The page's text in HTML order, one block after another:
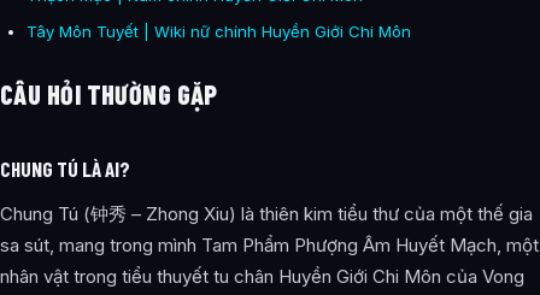
Tây Môn Tuyết | Wiki nữ chính Huyền Giới Chi Môn
CÂU HỎI THƯỜNG GẶP
CHUNG TÚ LÀ AI?
Chung Tú (钟秀 – Zhong Xiu) là thiên kim tiểu thư của một thế gia
sa sút, mang trong mình Tam Phẩm Phượng Âm Huyết Mạch, một
nhân vật trong tiểu thuyết tu chân Huyền Giới Chi Môn của Vong